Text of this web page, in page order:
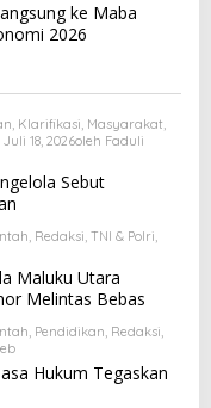
ke Maba
2026
, Klarifikasi, Masyarakat,
Juli 18, 2026Oleh Faduli
Sebut
, Redaksi, TNI & Polri,
Maluku Utara
Melintas Bebas
, Pendidikan, Redaksi,
Hukum Tegaskan